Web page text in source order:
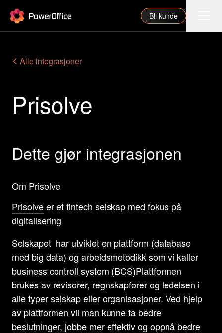
PowerOffice Bli kunde
Funksjoner
Priser
Våre partnere
Om oss
Support
Logg inn
Alle integrasjoner
Prisolve
Dette gjør integrasjonen
Om Prisolve
Prisolveer et fintech selskap med fokus på
digitalisering
Selskapet har utviklet en plattform (database
med big data) og arbeidsmetodikk som vi kaller
business controll system (BCS)Plattformen
brukes av revisorer, regnskapfører og ledelsen i
alle typer selskap eller organisasjoner. Ved hjelp
av plattformen vil man kunne ta bedre
beslutninger, jobbe mer effektiv og oppnå bedre